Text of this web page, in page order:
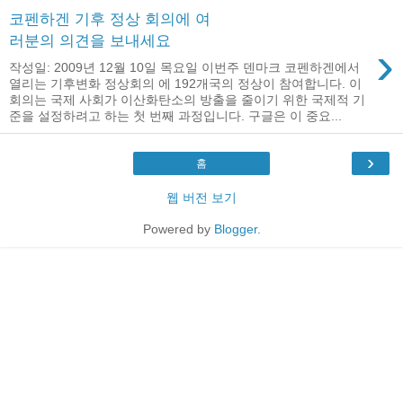
코펜하겐 기후 정상 회의에 여
러분의 의견을 보내세요
›
작성일: 2009년 12월 10일 목요일 이번주 덴마크 코펜하겐에서
열리는 기후변화 정상회의 에 192개국의 정상이 참여합니다. 이
회의는 국제 사회가 이산화탄소의 방출을 줄이기 위한 국제적 기
준을 설정하려고 하는 첫 번째 과정입니다. 구글은 이 중요...
›
홈
웹 버전 보기
Powered by Blogger.